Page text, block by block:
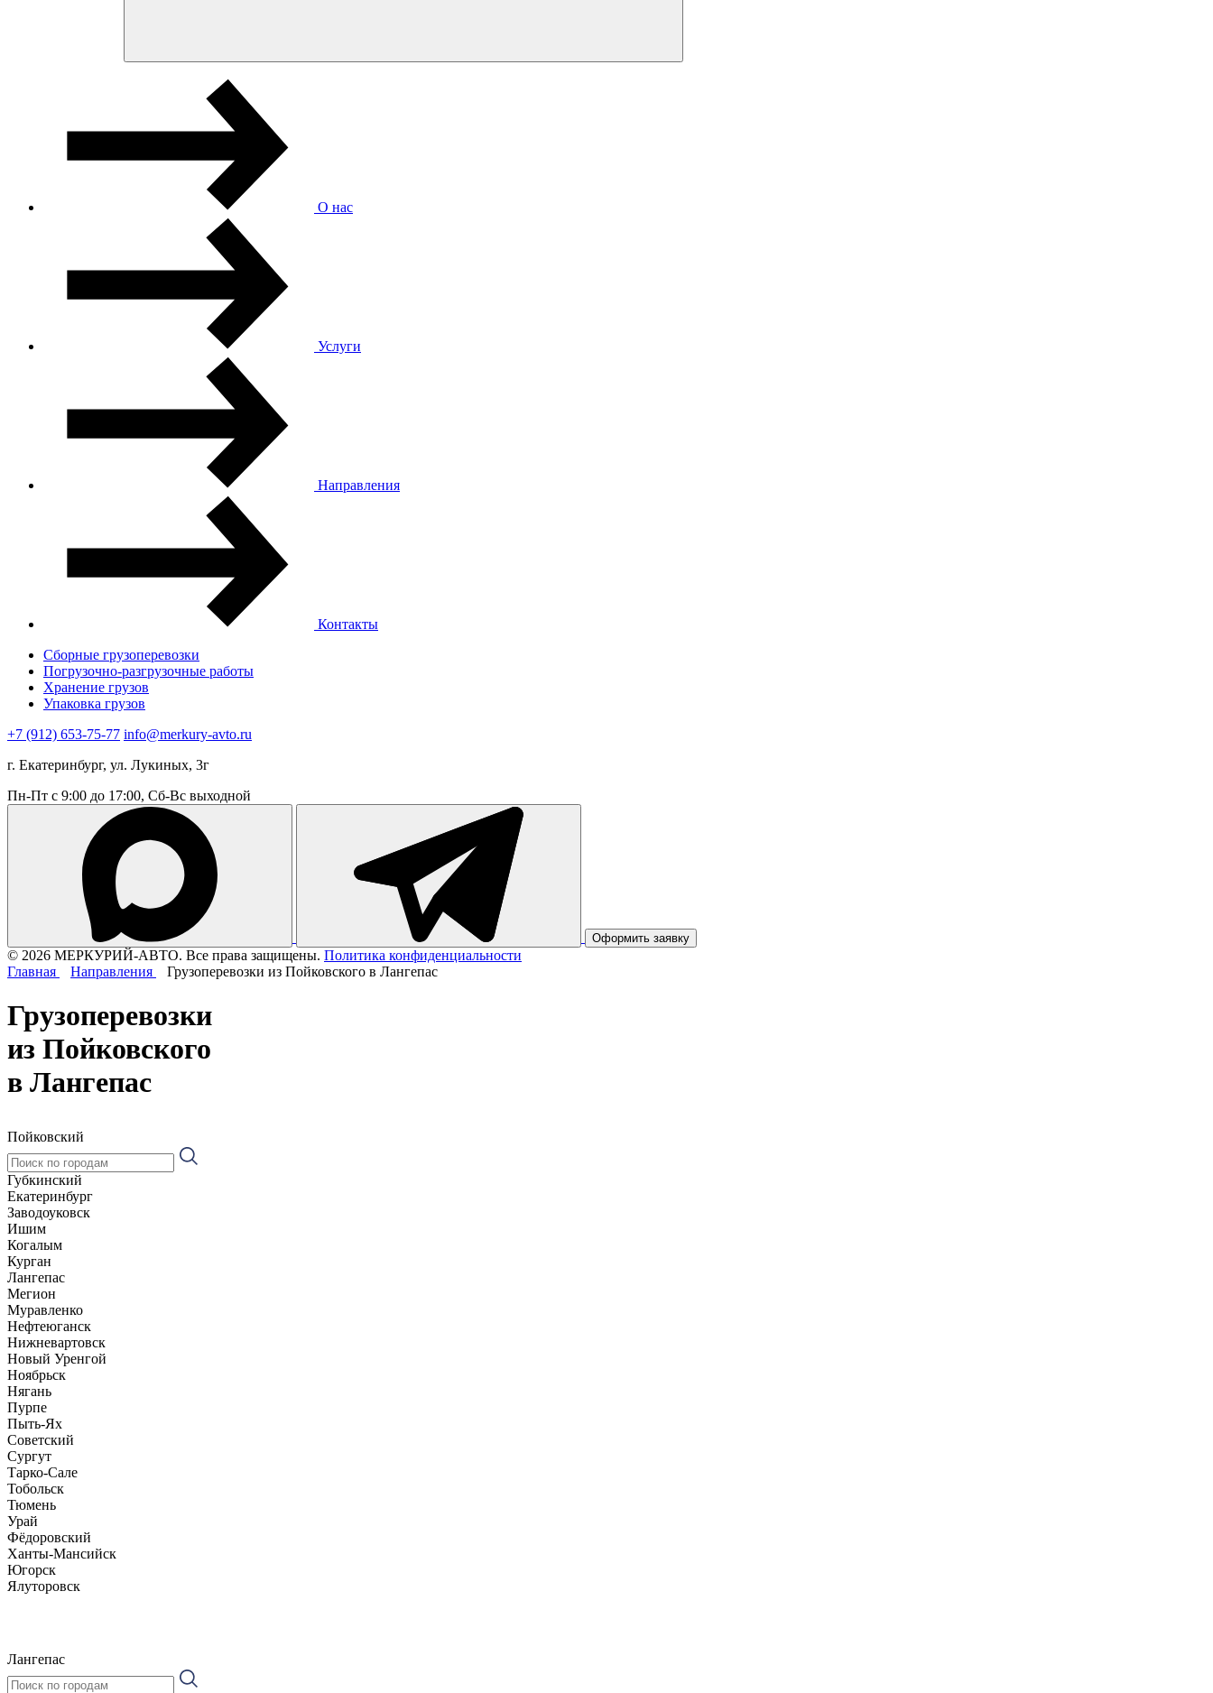
О нас
Услуги
Направления
Контакты
Сборные грузоперевозки
Погрузочно-разгрузочные работы
Хранение грузов
Упаковка грузов
+7 (912) 653-75-77 info@merkury-avto.ru
г. Екатеринбург, ул. Лукиных, 3г
Пн-Пт с 9:00 до 17:00, Сб-Вс выходной
Оформить заявку
© 2026 МЕРКУРИЙ-АВТО. Все права защищены. Политика конфиденциальности
Главная
Направления Грузоперевозки из Пойковского в Лангепас
Грузоперевозки
из Пойковского
в Лангепас
Пойковский
Губкинский
Екатеринбург
Заводоуковск
Ишим
Когалым
Курган
Лангепас
Мегион
Муравленко
Нефтеюганск
Нижневартовск
Новый Уренгой
Ноябрьск
Нягань
Пурпе
Пыть-Ях
Советский
Сургут
Тарко-Сале
Тобольск
Тюмень
Урай
Фёдоровский
Ханты-Мансийск
Югорск
Ялуторовск
Лангепас